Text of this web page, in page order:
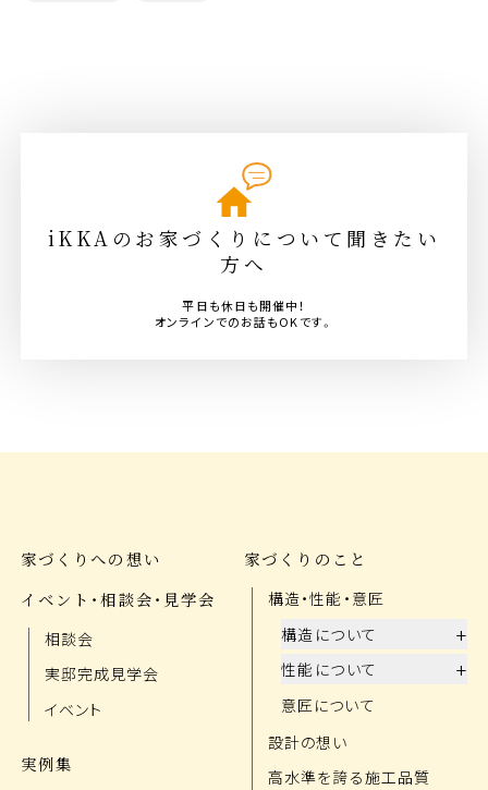
iKKAのお家づくりについて聞きたい
方へ
平日も休日も開催中！
オンラインでのお話もOKです。
家づくりへの想い
イベント・相談会・見学会
相談会
実邸完成見学会
イベント
実例集
家づくりのこと
構造・性能・意匠
構造について
+
性能について +
意匠について
設計の想い
高水準を誇る施工品質